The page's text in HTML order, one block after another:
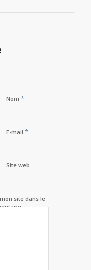
Nom *
E-mail *
Site web
site dans le